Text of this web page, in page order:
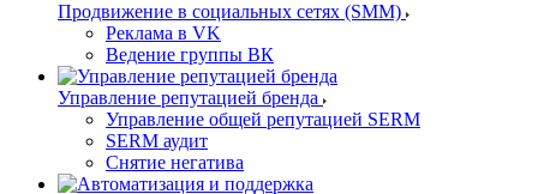
Продвижение в социальных сетях (SMM)
Реклама в VK
Ведение группы ВК
Управление репутацией бренда
Управление общей репутацией SERM
SERM аудит
Снятие негатива